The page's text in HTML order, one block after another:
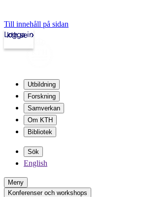
Till innehåll på sidan
kth.se
Logga in
Utbildning
Forskning
Samverkan
Om KTH
Bibliotek
Sök
English
Meny
Konferenser och workshops